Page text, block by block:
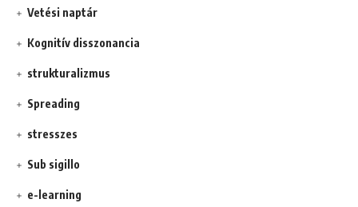
Vetési naptár
Kognitív disszonancia
strukturalizmus
Spreading
stresszes
Sub sigillo
e-learning